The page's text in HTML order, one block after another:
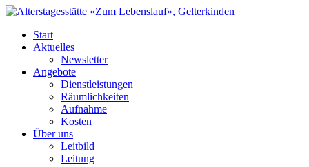
Start
Aktuelles
Newsletter
Angebote
Dienstleistungen
Räumlichkeiten
Aufnahme
Kosten
Über uns
Leitbild
Leitung